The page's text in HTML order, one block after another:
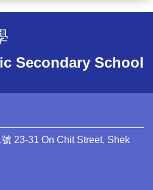
Secondary School
23-31 On Chit Street, Shek